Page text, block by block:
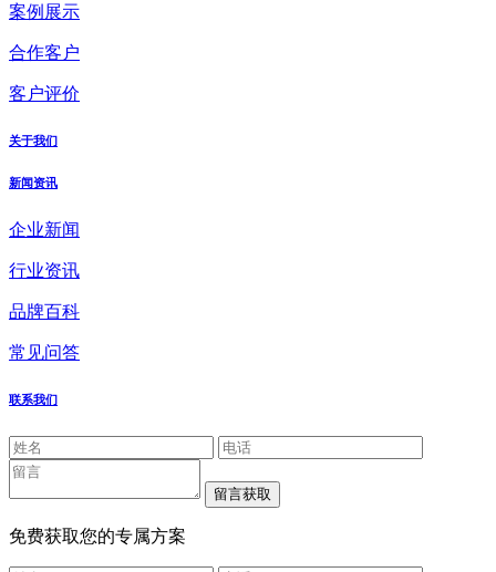
案例展示
合作客户
客户评价
关于我们
新闻资讯
企业新闻
行业资讯
品牌百科
常见问答
联系我们
免费获取您的专属方案